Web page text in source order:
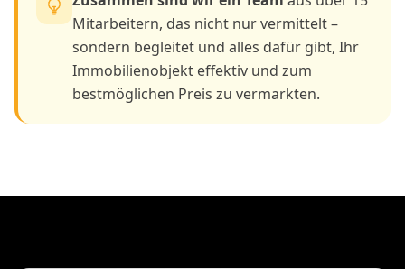
Mitarbeitern, das nicht nur vermittelt –
sondern begleitet und alles dafür gibt, Ihr
Immobilienobjekt effektiv und zum
bestmöglichen Preis zu vermarkten.